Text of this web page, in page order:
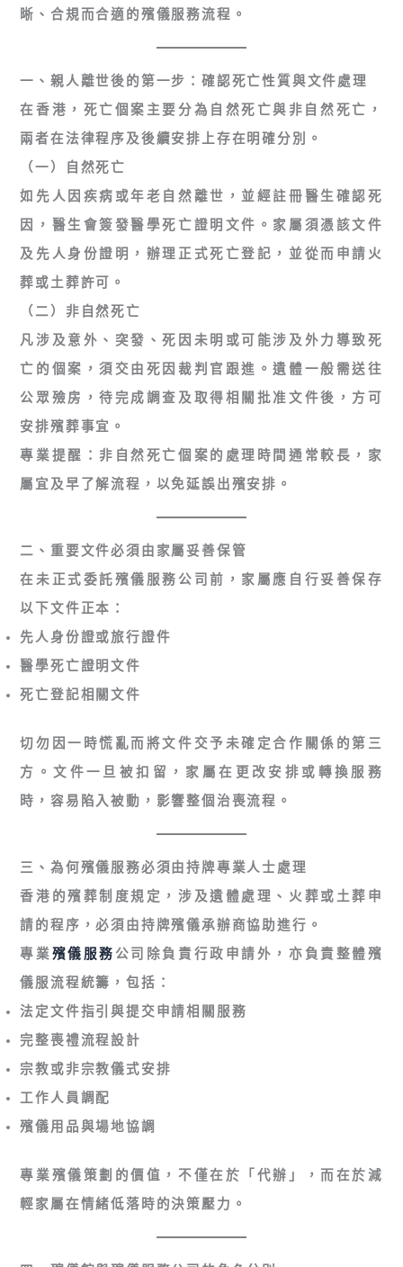
晰、合規而合適的殯儀服務流程。
一、親人離世後的第一步：確認死亡性質與文件處理
在香港，死亡個案主要分為 自然死亡與 非自然死亡 ，
兩者在法律程序及後續安排上存在明確分別。
（一）自然死亡
如先人因疾病或年老自然離世，並經註冊醫生確認死
因，醫生會簽發醫學死亡證明文件。家屬須憑該文件
及先人身份證明，辦理正式死亡登記，並從而申請火
葬或土葬許可。
（二）非自然死亡
凡涉及意外、突發、死因未明或可能涉及外力導致死
亡的個案，須交由死因裁判官跟進。遺體一般需送往
公眾殮房，待完成調查及取得相關批准文件後，方可
安排殯葬事宜。
專業提醒 ：非自然死亡個案的處理時間通常較長，家
屬宜及早了解流程，以免延誤出殯安排。
二、重要文件必須由家屬妥善保管
在未正式委託殯儀服務公司前，家屬應自行妥善保存
以下文件正本：
先人身份證或旅行證件
醫學死亡證明文件
死亡登記相關文件
切勿因一時慌亂而將文件交予未確定合作關係的第三
方。文件一旦被扣留，家屬在更改安排或轉換服務
時，容易陷入被動，影響整個治喪流程。
三、為何殯儀服務必須由持牌專業人士處理
香港的殯葬制度規定，涉及遺體處理、火葬或土葬申
請的程序，必須由持牌殯儀承辦商協助進行。
專業殯儀服務公司除負責行政申請外，亦負責整體殯
儀服流程統籌，包括：
法定文件指引與提交申請相關服務
完整喪禮流程設計
宗教或非宗教儀式安排
工作人員調配
殯儀用品與場地協調
專業殯儀策劃的價值，不僅在於「代辦」，而在於減
輕家屬在情緒低落時的決策壓力。